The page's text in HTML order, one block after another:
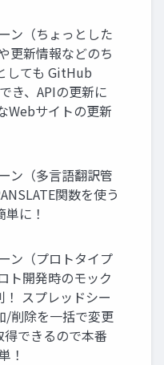
ン（ちょっとした
更新情報などのち
しても GitHub
き、APIの更新に
Webサイトの更新
ン（多言語翻訳管
関数を使う
に！
ン（プロトタイプ
ト開発時のモック
スプレッドシー
/削除を一括で変更
できるので本番
！